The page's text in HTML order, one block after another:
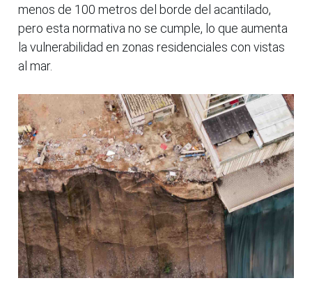
menos de 100 metros del borde del acantilado,
pero esta normativa no se cumple, lo que aumenta
la vulnerabilidad en zonas residenciales con vistas
al mar.